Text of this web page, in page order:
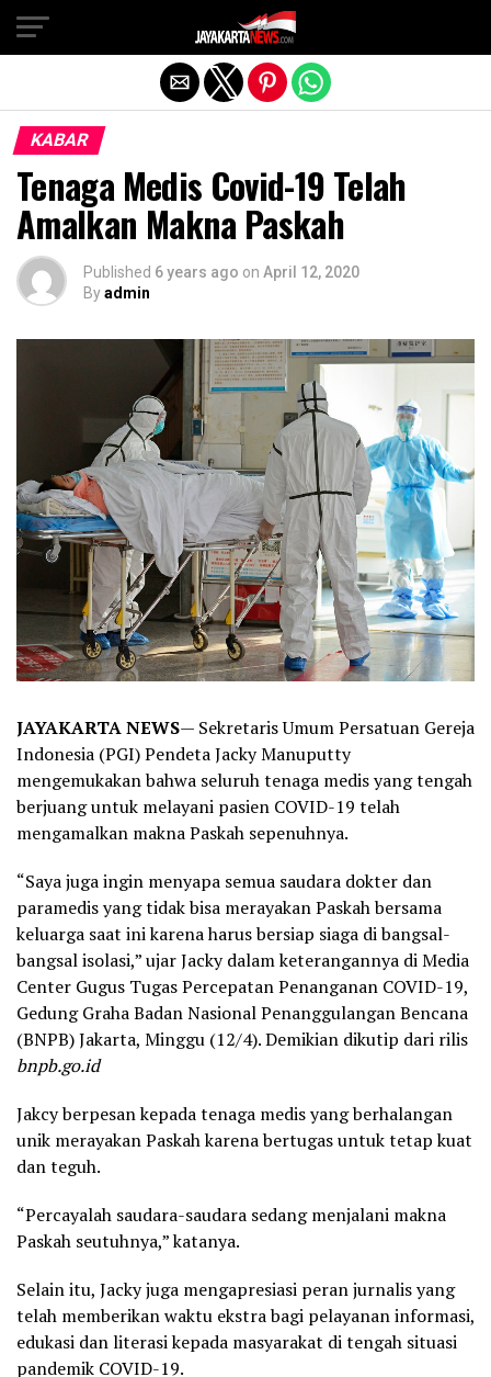
KABAR
Tenaga Medis Covid-19 Telah
Amalkan Makna Paskah
Published 6 years ago on April 12, 2020
Byadmin
JAYAKARTA NEWS— Sekretaris Umum Persatuan Gereja
Indonesia (PGI) Pendeta Jacky Manuputty
mengemukakan bahwa seluruh tenaga medis yang tengah
berjuang untuk melayani pasien COVID-19 telah
mengamalkan makna Paskah sepenuhnya.
“Saya juga ingin menyapa semua saudara dokter dan
paramedis yang tidak bisa merayakan Paskah bersama
keluarga saat ini karena harus bersiap siaga di bangsal-
bangsal isolasi,” ujar Jacky dalam keterangannya di Media
Center Gugus Tugas Percepatan Penanganan COVID-19,
Gedung Graha Badan Nasional Penanggulangan Bencana
(BNPB) Jakarta, Minggu (12/4). Demikian dikutip dari rilis
bnpb.go.id
Jakcy berpesan kepada tenaga medis yang berhalangan
unik merayakan Paskah karena bertugas untuk tetap kuat
dan teguh.
“Percayalah saudara-saudara sedang menjalani makna
Paskah seutuhnya,” katanya.
Selain itu, Jacky juga mengapresiasi peran jurnalis yang
telah memberikan waktu ekstra bagi pelayanan informasi,
edukasi dan literasi kepada masyarakat di tengah situasi
pandemik COVID-19.
Exit mobile version